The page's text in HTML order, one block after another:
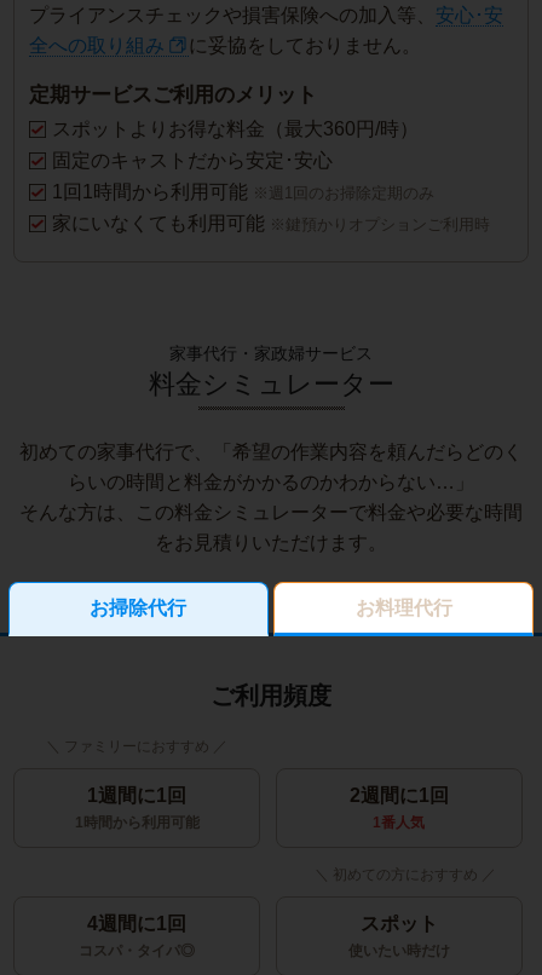
プライアンスチェックや損害保険への加入等、 安心･安
全への取り組み
に妥協をしておりません。
定期サービスご利用のメリット
スポットよりお得な料金（最大360円/時）
固定のキャストだから安定･安心
1回1時間から利用可能 ※週1回のお掃除定期のみ
家にいなくても利用可能 ※鍵預かりオプションご利用時
家事代行・家政婦サービス
料金シミュレーター
初めての家事代行で、「希望の作業内容を頼んだらどのく
らいの時間と料金がかかるのかわからない…」
そんな方は、この料金シミュレーターで料金や必要な時間
をお見積りいただけます。
お掃除代行 お料理代行
ご利用頻度
1週間に1回
1時間から利用可能
2週間に1回
1番人気
4週間に1回
コスパ・タイパ◎
スポット
使いたい時だけ